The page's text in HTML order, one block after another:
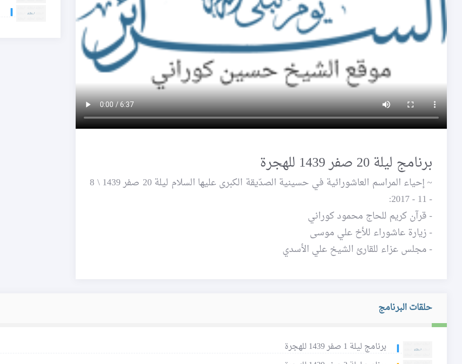
برنامج ليلة 20 صفر 1439 للهجرة
~ إحياء المراسم العاشورائية في حسينية الصدّيقة الكبرى عليها السلام ليلة 20 صفر 1439 \ 8
- 11 - 2017:
- قرآن كريم للحاج محمود كوراني
- زيارة عاشوراء للأخ علي موسى
- مجلس عزاء للقارئ الشيخ علي الأسدي
حلقات البرنامج
برنامج ليلة 1 صفر 1439 للهجرة